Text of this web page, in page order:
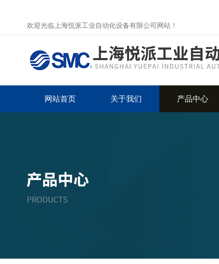
欢迎光临上海悦派工业自动化设备有限公司网站！
网站首页 关于我们 产品中心